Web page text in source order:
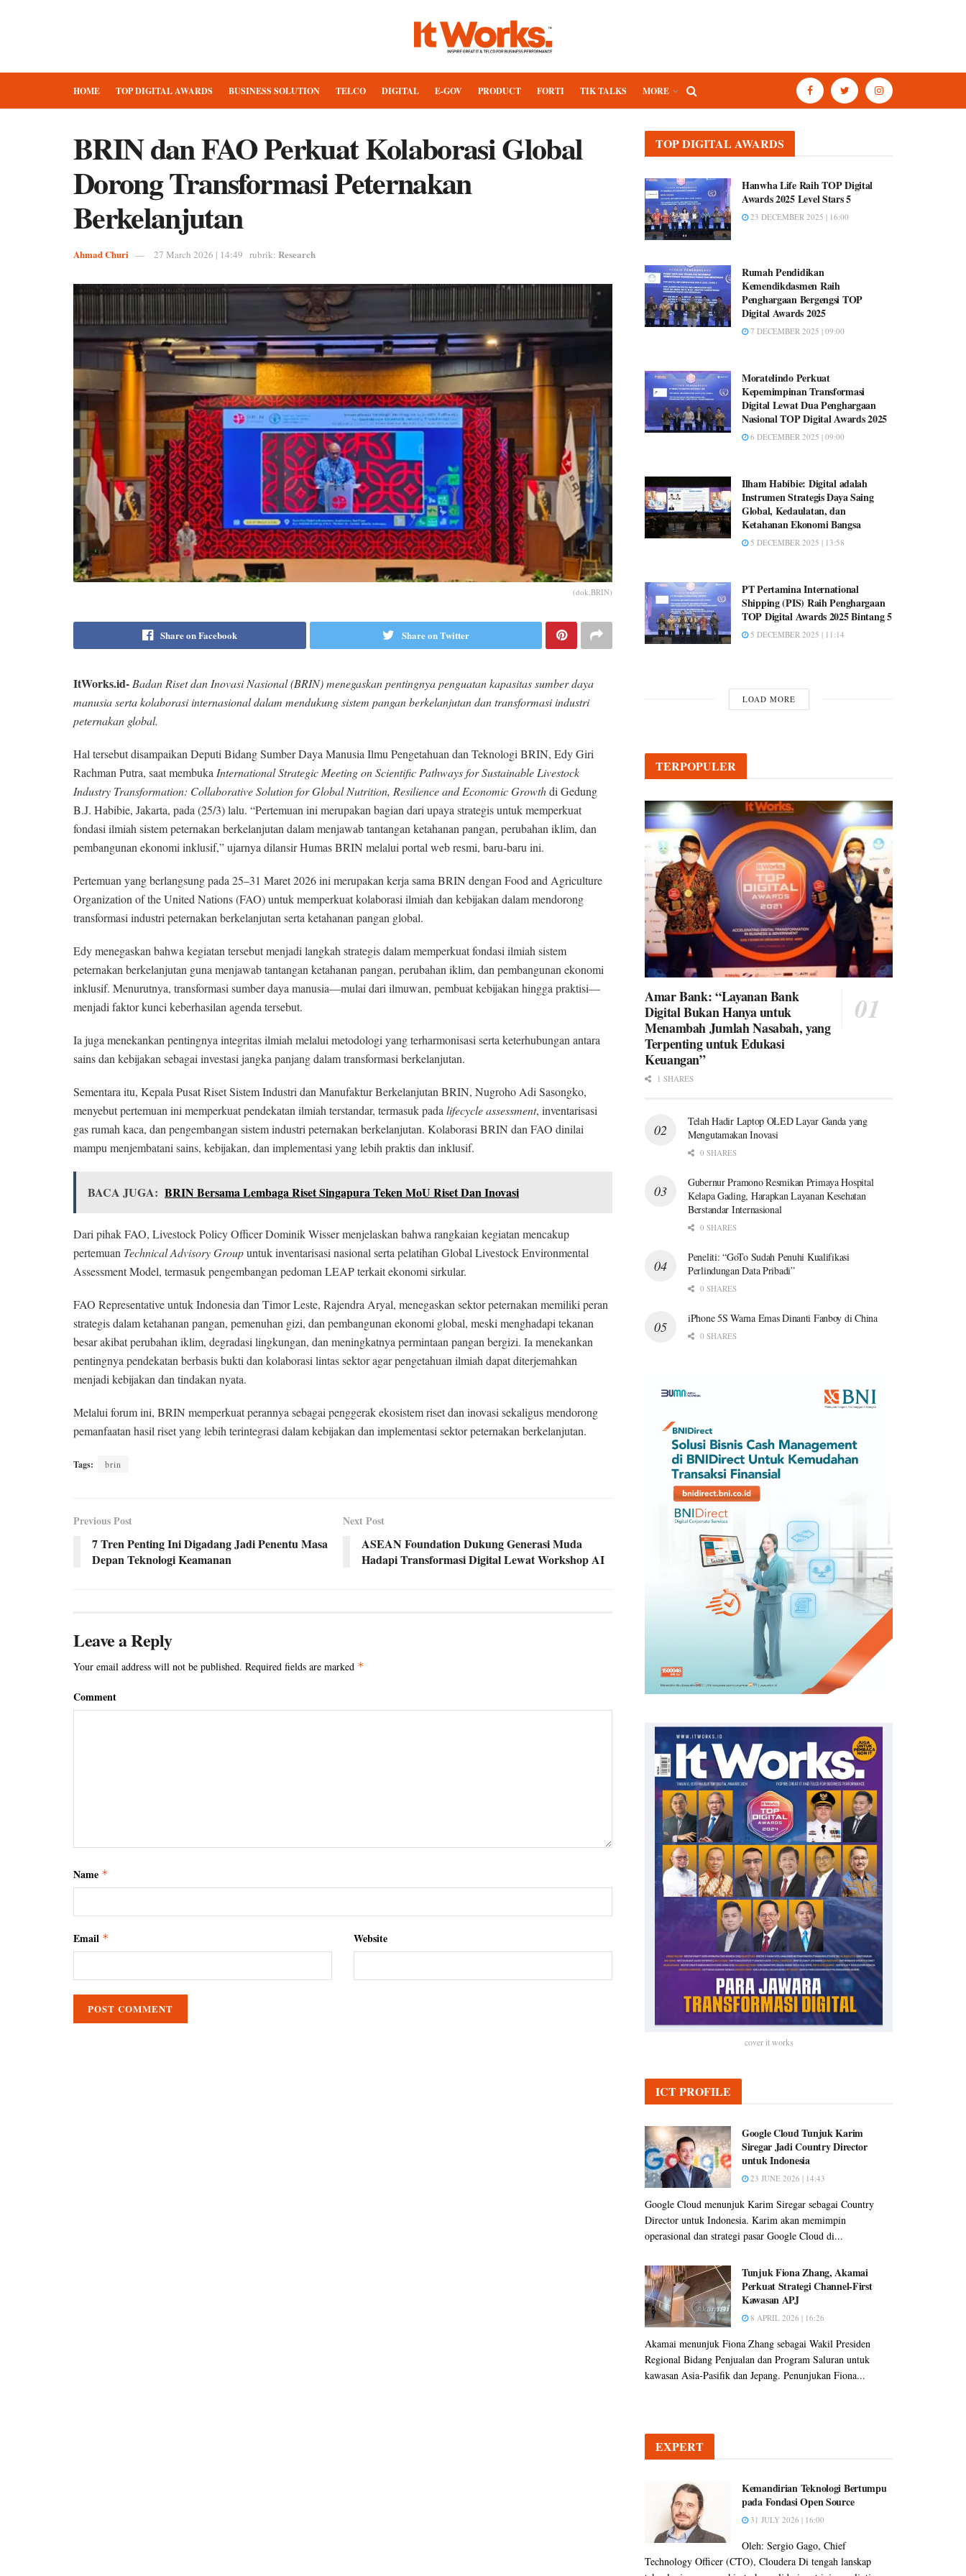
HOME TOP DIGITAL AWARDS BUSINESS SOLUTION TELCO DIGITAL E-GOV PRODUCT FORTI TIK TALKS MORE
BRIN dan FAO Perkuat Kolaborasi Global
Dorong Transformasi Peternakan
Berkelanjutan
Ahmad Churi 27 March 2026 | 14:49 rubrik: Research
(dok,BRIN)
Share on Facebook Share on Twitter
ItWorks.id- Badan Riset dan Inovasi Nasional (BRIN) menegaskan pentingnya penguatan kapasitas sumber daya
manusia serta kolaborasi internasional dalam mendukung sistem pangan berkelanjutan dan transformasi industri
peternakan global.
Hal tersebut disampaikan Deputi Bidang Sumber Daya Manusia Ilmu Pengetahuan dan Teknologi BRIN, Edy Giri
Rachman Putra, saat membuka International Strategic Meeting on Scientific Pathways for Sustainable Livestock
Industry Transformation: Collaborative Solution for Global Nutrition, Resilience and Economic Growthdi Gedung
B.J. Habibie, Jakarta, pada (25/3) lalu. “Pertemuan ini merupakan bagian dari upaya strategis untuk memperkuat
fondasi ilmiah sistem peternakan berkelanjutan dalam menjawab tantangan ketahanan pangan, perubahan iklim, dan
pembangunan ekonomi inklusif,” ujarnya dilansir Humas BRIN melalui portal web resmi, baru-baru ini.
Pertemuan yang berlangsung pada 25–31 Maret 2026 ini merupakan kerja sama BRIN dengan Food and Agriculture
Organization of the United Nations (FAO) untuk memperkuat kolaborasi ilmiah dan kebijakan dalam mendorong
transformasi industri peternakan berkelanjutan serta ketahanan pangan global.
Edy menegaskan bahwa kegiatan tersebut menjadi langkah strategis dalam memperkuat fondasi ilmiah sistem
peternakan berkelanjutan guna menjawab tantangan ketahanan pangan, perubahan iklim, dan pembangunan ekonomi
inklusif. Menurutnya, transformasi sumber daya manusia—mulai dari ilmuwan, pembuat kebijakan hingga praktisi—
menjadi faktor kunci keberhasilan agenda tersebut.
Ia juga menekankan pentingnya integritas ilmiah melalui metodologi yang terharmonisasi serta keterhubungan antara
sains dan kebijakan sebagai investasi jangka panjang dalam transformasi berkelanjutan.
Sementara itu, Kepala Pusat Riset Sistem Industri dan Manufaktur Berkelanjutan BRIN, Nugroho Adi Sasongko,
menyebut pertemuan ini memperkuat pendekatan ilmiah terstandar, termasuk pada lifecycle assessment, inventarisasi
gas rumah kaca, dan pengembangan sistem industri peternakan berkelanjutan. Kolaborasi BRIN dan FAO dinilai
mampu menjembatani sains, kebijakan, dan implementasi yang lebih praktis dan inklusif.
BACA JUGA: BRIN Bersama Lembaga Riset Singapura Teken MoU Riset Dan Inovasi
Dari pihak FAO, Livestock Policy Officer Dominik Wisser menjelaskan bahwa rangkaian kegiatan mencakup
pertemuan Technical Advisory Groupuntuk inventarisasi nasional serta pelatihan Global Livestock Environmental
Assessment Model, termasuk pengembangan pedoman LEAP terkait ekonomi sirkular.
FAO Representative untuk Indonesia dan Timor Leste, Rajendra Aryal, menegaskan sektor peternakan memiliki peran
strategis dalam ketahanan pangan, pemenuhan gizi, dan pembangunan ekonomi global, meski menghadapi tekanan
besar akibat perubahan iklim, degradasi lingkungan, dan meningkatnya permintaan pangan bergizi. Ia menekankan
pentingnya pendekatan berbasis bukti dan kolaborasi lintas sektor agar pengetahuan ilmiah dapat diterjemahkan
menjadi kebijakan dan tindakan nyata.
Melalui forum ini, BRIN memperkuat perannya sebagai penggerak ekosistem riset dan inovasi sekaligus mendorong
pemanfaatan hasil riset yang lebih terintegrasi dalam kebijakan dan implementasi sektor peternakan berkelanjutan.
Tags: brin
Previous Post
7 Tren Penting Ini Digadang Jadi Penentu Masa
Depan Teknologi Keamanan
Next Post
ASEAN Foundation Dukung Generasi Muda
Hadapi Transformasi Digital Lewat Workshop AI
Leave a Reply
Your email address will not be published. Required fields are marked *
Comment
Name *
Email * Website
TOP DIGITAL AWARDS
Hanwha Life Raih TOP Digital
Awards 2025 Level Stars 5
23 DECEMBER 2025 | 16:00
Rumah Pendidikan
Kemendikdasmen Raih
Penghargaan Bergengsi TOP
Digital Awards 2025
7 DECEMBER 2025 | 09:00
Moratelindo Perkuat
Kepemimpinan Transformasi
Digital Lewat Dua Penghargaan
Nasional TOP Digital Awards 2025
6 DECEMBER 2025 | 09:00
Ilham Habibie: Digital adalah
Instrumen Strategis Daya Saing
Global, Kedaulatan, dan
Ketahanan Ekonomi Bangsa
5 DECEMBER 2025 | 13:58
PT Pertamina International
Shipping (PIS) Raih Penghargaan
TOP Digital Awards 2025 Bintang 5
5 DECEMBER 2025 | 11:14
LOAD MORE
TERPOPULER
Amar Bank: “Layanan Bank
Digital Bukan Hanya untuk
Menambah Jumlah Nasabah, yang
Terpenting untuk Edukasi
Keuangan”
1 SHARES
Telah Hadir Laptop OLED Layar Ganda yang
Mengutamakan Inovasi
0 SHARES
Gubernur Pramono Resmikan Primaya Hospital
Kelapa Gading, Harapkan Layanan Kesehatan
Berstandar Internasional
0 SHARES
Peneliti: “GoTo Sudah Penuhi Kualifikasi
Perlindungan Data Pribadi”
0 SHARES
iPhone 5S Warna Emas Dinanti Fanboy di China
0 SHARES
cover it works
ICT PROFILE
Google Cloud Tunjuk Karim
Siregar Jadi Country Director
untuk Indonesia
23 JUNE 2026 | 14:43
Google Cloud menunjuk Karim Siregar sebagai Country
Director untuk Indonesia. Karim akan memimpin
operasional dan strategi pasar Google Cloud di...
Tunjuk Fiona Zhang, Akamai
Perkuat Strategi Channel-First
Kawasan APJ
8 APRIL 2026 | 16:26
Akamai menunjuk Fiona Zhang sebagai Wakil Presiden
Regional Bidang Penjualan dan Program Saluran untuk
kawasan Asia-Pasifik dan Jepang. Penunjukan Fiona...
EXPERT
Kemandirian Teknologi Bertumpu
pada Fondasi Open Source
31 JULY 2026 | 16:00
Oleh: Sergio Gago, Chief
Technology Officer (CTO), Cloudera Di tengah lanskap